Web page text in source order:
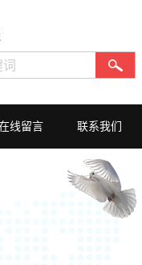
线留言 联系我们